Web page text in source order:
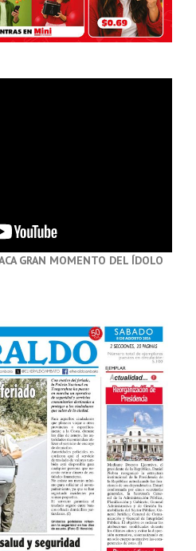
GRAN MOMENTO DEL ÍDOLO